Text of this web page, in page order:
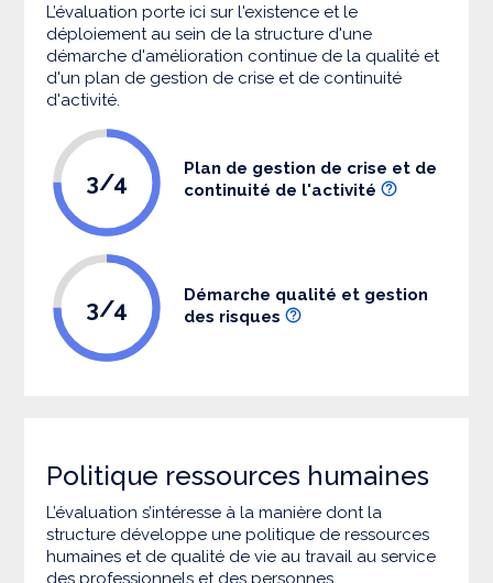
L’évaluation porte ici sur l'existence et le
déploiement au sein de la structure d'une
démarche d'amélioration continue de la qualité et
d'un plan de gestion de crise et de continuité
d'activité.
3/4
Plan de gestion de crise et de
continuité de l'activité
3/4
Démarche qualité et gestion
des risques
Politique ressources humaines
L’évaluation s’intéresse à la manière dont la
structure développe une politique de ressources
humaines et de qualité de vie au travail au service
des professionnels et des personnes